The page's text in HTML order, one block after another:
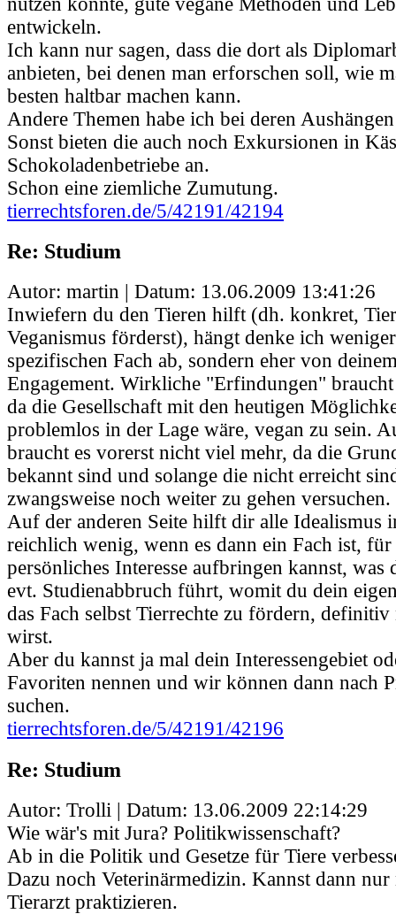
entwickeln.
Ich kann nur sagen, dass die dort als
anbieten, bei denen man erforschen soll, wie
besten haltbar machen kann.
Andere Themen habe ich bei deren
Sonst bieten die auch noch Exkursionen in
Schokoladenbetriebe an.
Schon eine ziemliche Zumutung.
tierrechtsforen.de/5/42191/42194
Re: Studium
Autor: martin | Datum: 13.06.2009 13:41:26
Inwiefern du den Tieren hilft (dh. konkret,
Veganismus förderst), hängt denke ich
spezifischen Fach ab, sondern eher von
Engagement. Wirkliche "Erfindungen"
da die Gesellschaft mit den heutigen
problemlos in der Lage wäre, vegan zu sein.
braucht es vorerst nicht viel mehr, da die
bekannt sind und solange die nicht erreicht
zwangsweise noch weiter zu gehen versuchen.
Auf der anderen Seite hilft dir alle Idealismus
reichlich wenig, wenn es dann ein Fach ist,
persönliches Interesse aufbringen kannst, was
evt. Studienabbruch führt, womit du dein
das Fach selbst Tierrechte zu fördern,
wirst.
Aber du kannst ja mal dein Interessengebiet
Favoriten nennen und wir können dann nach
suchen.
tierrechtsforen.de/5/42191/42196
Re: Studium
Autor: Trolli | Datum: 13.06.2009 22:14:29
Wie wär's mit Jura? Politikwissenschaft?
Ab in die Politik und Gesetze für Tiere
Dazu noch Veterinärmedizin. Kannst dann nur
Tierarzt praktizieren.